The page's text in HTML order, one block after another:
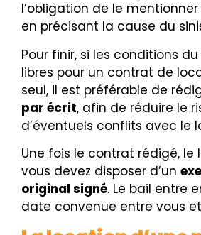
l’obligation de le
en précisant la cause du
Pour finir, si les conditions
libres pour un contrat de
seul, il est préférable de
par écrit, afin de réduire le
d’éventuels conflits avec le
Une fois le contrat rédigé, le
vous devez disposer d’un
original signé. Le bail entre
date convenue entre vous